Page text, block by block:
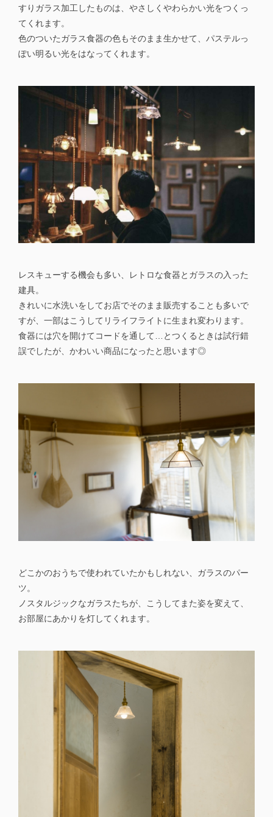
すりガラス加工したものは、やさしくやわらかい光をつくっ
てくれます。
色のついたガラス食器の色もそのまま生かせて、パステルっ
ぽい明るい光をはなってくれます。
レスキューする機会も多い、レトロな食器とガラスの入った
建具。
きれいに水洗いをしてお店でそのまま販売することも多いで
すが、一部はこうしてリライフライトに生まれ変わります。
食器には穴を開けてコードを通して…とつくるときは試行錯
誤でしたが、かわいい商品になったと思います◎
どこかのおうちで使われていたかもしれない、ガラスのパー
ツ。
ノスタルジックなガラスたちが、こうしてまた姿を変えて、
お部屋にあかりを灯してくれます。